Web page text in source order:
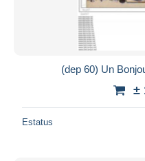
(dep 60) Un
±
Estatus